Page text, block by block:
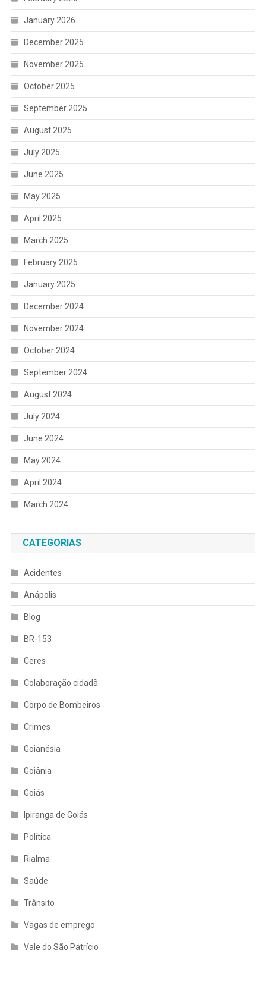
January 2026
December 2025
November 2025
October 2025
September 2025
August 2025
July 2025
June 2025
May 2025
April 2025
March 2025
February 2025
January 2025
December 2024
November 2024
October 2024
September 2024
August 2024
July 2024
June 2024
May 2024
April 2024
March 2024
CATEGORIAS
Acidentes
Anápolis
Blog
BR-153
Ceres
Colaboração cidadã
Corpo de Bombeiros
Crimes
Goianésia
Goiânia
Goiás
Ipiranga de Goiás
Política
Rialma
Saúde
Trânsito
Vagas de emprego
Vale do São Patrício